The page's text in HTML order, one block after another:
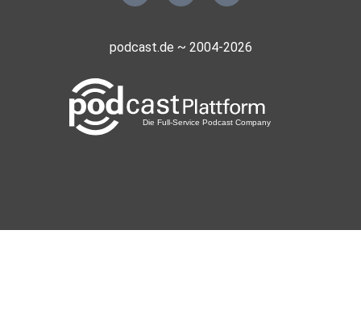
podcast.de ~ 2004-2026